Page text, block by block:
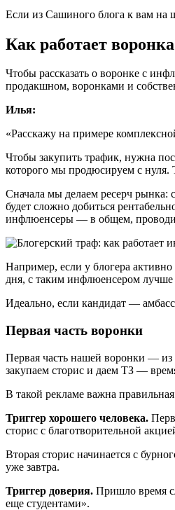
Если из Сашиного блога к вам на
Как работает
Чтобы рассказать о воронке с
продакшном, воронками и
Илья:
«Расскажу на примере
Чтобы закупить трафик, нужна
которого мы продюсируем с нуля.
Сначала мы делаем ресерч
будет сложно добиться
инфлюенсеры — в общем,
Например, если у блогера
дня, с таким инфлюенсером лучше
Идеально, если кандидат —
Первая часть воронки
Первая часть нашей воронки — из
закупаем сторис и даем ТЗ —
В такой рекламе важна
Триггер хорошего человека.
сторис с благотворительной
Вторая сторис начинается с
уже завтра.
Триггер доверия. Пришло время
еще студентами».